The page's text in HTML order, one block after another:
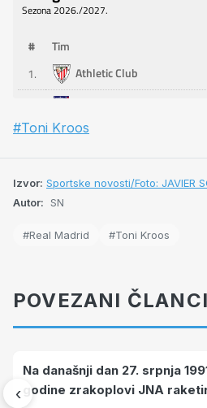
#Toni Kroos
Izvor: Sportske novosti/Foto: JAVIER
Autor: SN
#Real Madrid #Toni Kroos
POVEZANI ČLANCI
‹
Na današnji dan 27. srpnja
godine zrakoplovi JNA